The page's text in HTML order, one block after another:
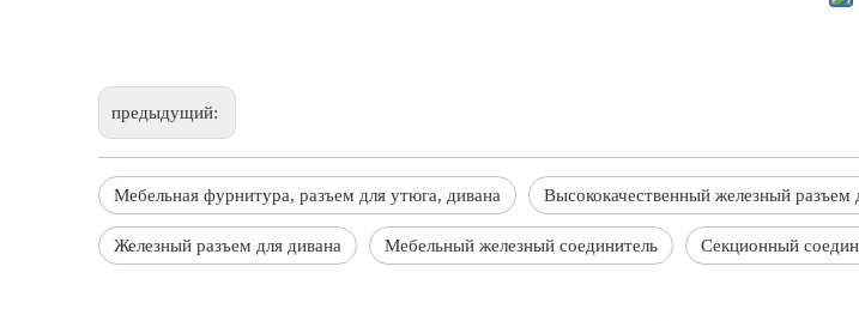
предыдущий:
Мебельная фурнитура, разъем для утюга, дивана Высококачественный железный разъем
Железный разъем для дивана Мебельный железный соединитель Секционный